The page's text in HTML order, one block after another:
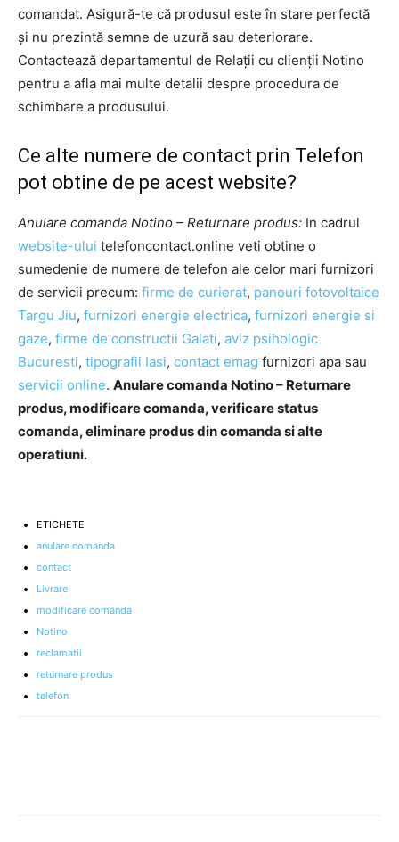
comandat. Asigură-te că produsul este în stare perfectă
și nu prezintă semne de uzură sau deteriorare.
Contactează departamentul de Relații cu clienții Notino
pentru a afla mai multe detalii despre procedura de
schimbare a produsului.
Ce alte numere de contact prin Telefon
pot obtine de pe acest website?
Anulare comanda Notino – Returnare produs: In cadrul
website-ului telefoncontact.online veti obtine o
sumedenie de numere de telefon ale celor mari furnizori
de servicii precum: firme de curierat, panouri fotovoltaice
Targu Jiu, furnizori energie electrica, furnizori energie si
gaze, firme de constructii Galati, aviz psihologic
Bucuresti, tipografii Iasi, contact emag furnizori apa sau
servicii online. Anulare comanda Notino – Returnare
produs, modificare comanda, verificare status
comanda, eliminare produs din comanda si alte
operatiuni.
ETICHETE
anulare comanda
contact
Livrare
modificare comanda
Notino
reclamatii
returnare produs
telefon